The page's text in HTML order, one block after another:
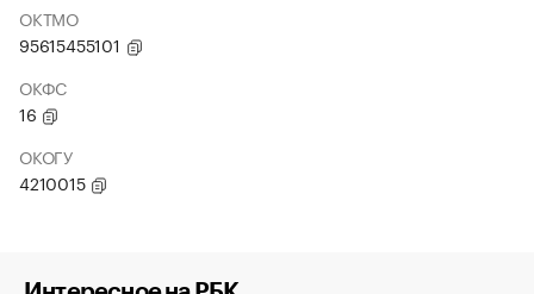
ОКТМО
95615455101
ОКФС
16
ОКОГУ
4210015